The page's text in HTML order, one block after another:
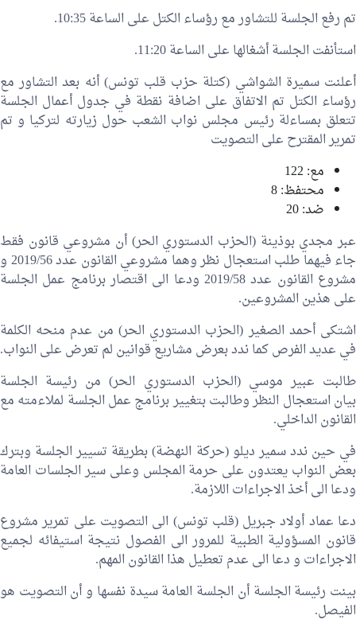
تم رفع الجلسة للتشاور مع رؤساء الكتل على الساعة 10:35.
استأنفت الجلسة أشغالها على الساعة 11:20.
أعلنت سميرة الشواشي (كتلة حزب قلب تونس) أنه بعد التشاور مع
رؤساء الكتل تم الاتفاق على اضافة نقطة في جدول أعمال الجلسة
تتعلق بمساءلة رئيس مجلس نواب الشعب حول زيارته لتركيا و تم
تمرير المقترح على التصويت
مع: 122
محتفظ: 8
ضد: 20
عبر مجدي بوذينة (الحزب الدستوري الحر) أن مشروعي قانون فقط
جاء فيهما طلب استعجال نظر وهما مشروعي القانون عدد 2019/56 و
مشروع القانون عدد 2019/58 ودعا الى اقتصار برنامج عمل الجلسة
على هذين المشروعين.
اشتكى أحمد الصغير (الحزب الدستوري الحر) من عدم منحه الكلمة
في عديد الفرص كما ندد بعرض مشاريع قوانين لم تعرض على النواب.
طالبت عبير موسي (الحزب الدستوري الحر) من رئيسة الجلسة
بيان استعجال النظر وطالبت بتغيير برنامج عمل الجلسة لملاءمته مع
القانون الداخلي.
في حين ندد سمير ديلو (حركة النهضة) بطريقة تسيير الجلسة وبترك
بعض النواب يعتدون على حرمة المجلس وعلى سير الجلسات العامة
ودعا الى أخذ الاجراءات اللازمة.
دعا عماد أولاد جبريل (قلب تونس) الى التصويت على تمرير مشروع
قانون المسؤولية الطبية للمرور الى الفصول نتيجة استيفائه لجميع
الاجراءات و دعا الى عدم تعطيل هذا القانون المهم.
بينت رئيسة الجلسة أن الجلسة العامة سيدة نفسها و أن التصويت هو
الفيصل.